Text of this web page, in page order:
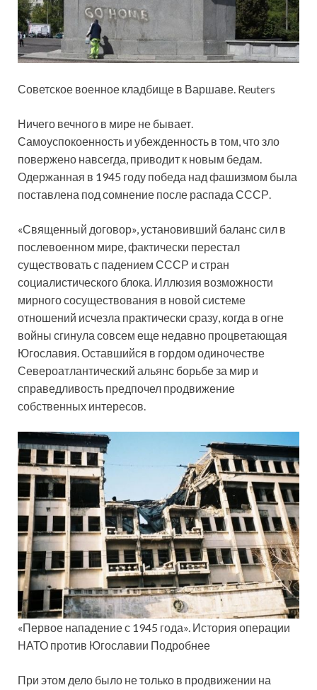
Советское военное кладбище в Варшаве. Reuters
Ничего вечного в мире не бывает.
Самоуспокоенность и убежденность в том, что зло
повержено навсегда, приводит к новым бедам.
Одержанная в 1945 году победа над фашизмом была
поставлена под сомнение после распада СССР.
«Священный договор», установивший баланс сил в
послевоенном мире, фактически перестал
существовать с падением СССР и стран
социалистического блока. Иллюзия возможности
мирного сосуществования в новой системе
отношений исчезла практически сразу, когда в огне
войны сгинула совсем еще недавно процветающая
Югославия. Оставшийся в гордом одиночестве
Североатлантический альянс борьбе за мир и
справедливость предпочел продвижение
собственных интересов.
«Первое нападение с 1945 года». История операции
НАТО против Югославии Подробнее
При этом дело было не только в продвижении на